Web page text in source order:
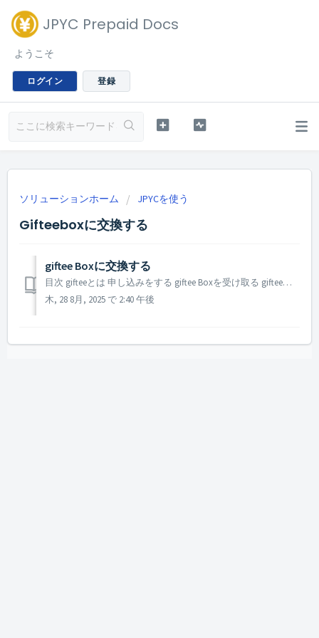
JPYC Prepaid Docs
ようこそ
ログイン 登録
ソリューションホーム JPYCを使う
Gifteeboxに交換する
giftee Boxに交換する
目次 gifteeとは 申し込みをする giftee Boxを受け取る gifteeとは ユーザーが好きな商品と交換できるギフト 商品一覧から好きな商品をユーザーが選び、100JPYC Prepaidから交換することができる giftee Boxのポイント内で、さまざまな商品と組み合わ...
木, 28 8月, 2025 で 2:40 午後